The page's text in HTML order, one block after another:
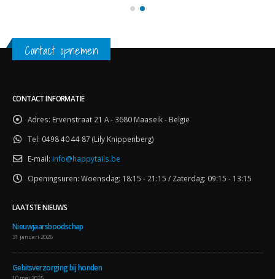
Contact opnemen
CONTACT INFORMATIE
Adres: Ervenstraat 21 A - 3680 Maaseik - België
Tel: 0498 40 44 87 (Lily Knippenberg)
E-mail: info@happytails.be
Openingsuren: Woensdag: 18:15 - 21:15 / Zaterdag: 09:15 - 13:15
LAATSTE NIEUWS
Nieuwjaarsboodschap
31 januari 2026
Gebitsverzorging bij honden